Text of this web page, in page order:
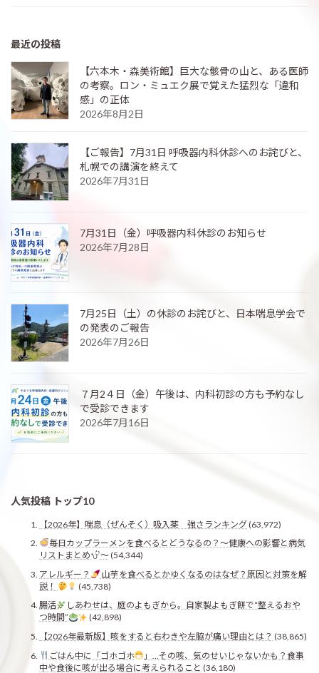
最近の投稿
【六本木・森美術館】巨大な骸骨の山と、ある医師
の考察。ロン・ミュエク展で覚えた猛烈な「違和
感」の正体
2026年8月2日
【ご報告】7月31日 呼吸器内科休診へのお詫びと、
札幌での講演を終えて
2026年7月31日
7月31日（金）呼吸器内科休診のお知らせ
2026年7月28日
7月25日（土）の休診のお詫びと、日本喘息学会で
の発表のご報告
2026年7月26日
７月2４日（金）午後は、内科初診の方も予約なし
で受診できます
2026年7月16日
人気投稿 トップ10
【2026年】喘息（ぜんそく）吸入薬 強さランキング(63,972)
毎日カップラーメンを食べるとどうなるの？〜健康への影響と病気
リストまとめ
〜(54,344)
アレルギー？
山芋を食べるとかゆくなるのはなぜ？原因と対策を解
説！
(45,738)
腸活
しあわせは、庭のよもぎから。自家製よもぎ餅で“整えるおや
つ時間”
(42,898)
【2026年最新版】咳をすると右わきや左脇が痛い理由とは？ (38,865)
ごはん中に「ゴホゴホ
」…その咳、気のせいじゃないかも？食事
中や食後に咳が出る場合に考えられること (36,180)